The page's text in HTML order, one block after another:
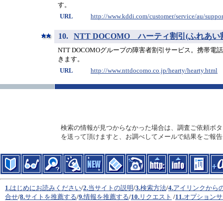
す。
URL
http://www.kddi.com/customer/service/au/
10. NTT DOCOMO ハーティ割引(ふれあい
NTT DOCOMOグループの障害者割引サービス。携帯電
きます。
URL
http://www.nttdocomo.co.jp/hearty/hearty.html
検索の情報が見つからなかった場合は、調査ご依頼ボ
を送って頂けますと、お調べしてメールで結果をご報
1.はじめにお読みください/2.当サイトの説明/3.検索方法/4.アイリンクから
合せ/8.サイトを推薦する/9.情報を推薦する/10. リクエスト /11.オプション